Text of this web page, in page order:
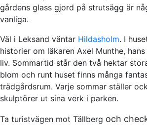
gårdens glass gjord på strutsägg är
vanliga.
Väl i Leksand väntar Hildasholm. I
historier om läkaren Axel Munthe,
liv. Sommartid står den två hektar
blom och runt huset finns många
trädgårdsrum. Varje sommar ställer
skulptörer ut sina verk i parken.
Ta turistvägen mot Tällberg och